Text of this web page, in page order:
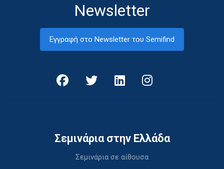
Newsletter
Εγγραφή στο Newsletter του Semifind
Σεμινάρια στην Ελλάδα
Σεμινάρια σε αίθουσα